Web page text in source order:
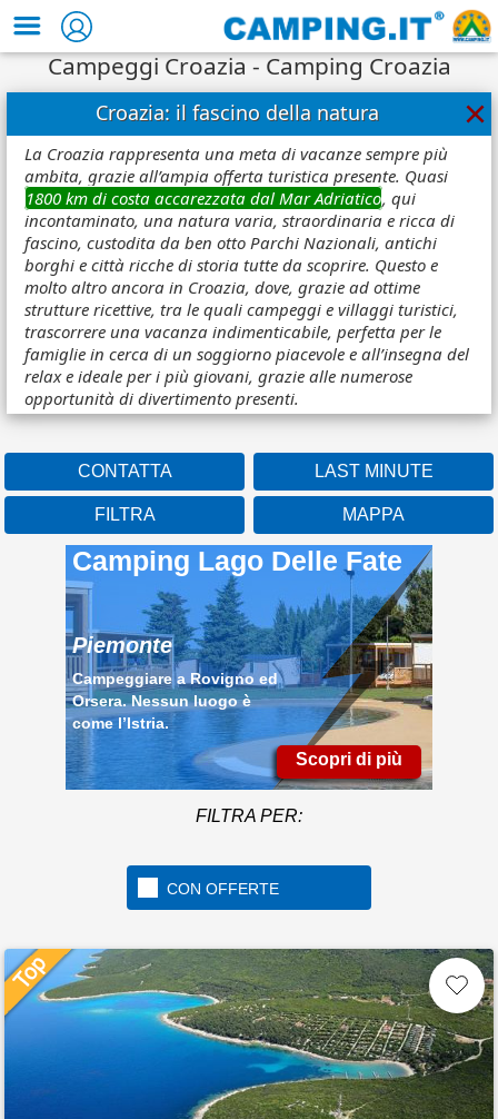
Campeggi Croazia - Camping Croazia
Croazia: il fascino della natura ×
La Croazia rappresenta una meta di vacanze sempre più
ambita, grazie all’ampia offerta turistica presente. Quasi
1800 km di costa accarezzata dal Mar Adriatico, qui
incontaminato, una natura varia, straordinaria e ricca di
fascino, custodita da ben otto Parchi Nazionali, antichi
borghi e città ricche di storia tutte da scoprire. Questo e
molto altro ancora in Croazia, dove, grazie ad ottime
strutture ricettive, tra le quali campeggi e villaggi turistici,
trascorrere una vacanza indimenticabile, perfetta per le
famiglie in cerca di un soggiorno piacevole e all’insegna del
relax e ideale per i più giovani, grazie alle numerose
opportunità di divertimento presenti.
CONTATTA LAST MINUTE
FILTRA MAPPA
Camping Lago Delle Fate
Piemonte
Campeggiare a Rovigno ed
Orsera. Nessun luogo è
come l’Istria.
Scopri di più
FILTRA PER:
CON OFFERTE